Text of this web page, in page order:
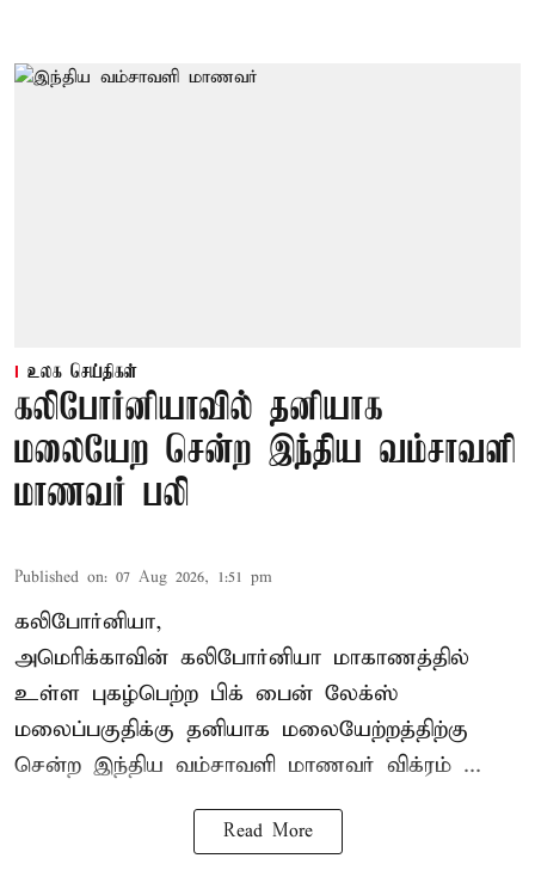
உலக செய்திகள்
கலிபோர்னியாவில் தனியாக
மலையேற சென்ற இந்திய வம்சாவளி
மாணவர் பலி
Published on: 07 Aug 2026, 1:51 pm
கலிபோர்னியா,
அமெரிக்காவின் கலிபோர்னியா மாகாணத்தில்
உள்ள புகழ்பெற்ற பிக் பைன் லேக்ஸ்
மலைப்பகுதிக்கு தனியாக மலையேற்றத்திற்கு
சென்ற இந்திய வம்சாவளி மாணவர் விக்ரம் ...
Read More